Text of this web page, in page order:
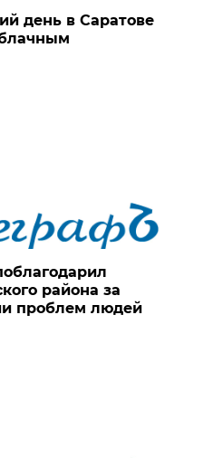
день в Саратове
района за
проблем людей